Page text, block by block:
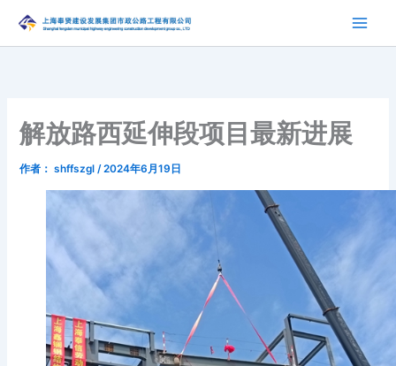
内
解放路西延伸段项目最新进展
作者： shffszgl/2024年6月19日